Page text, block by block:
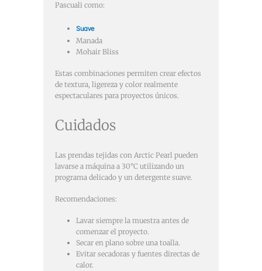
Pascuali como:
Suave
Manada
Mohair Bliss
Estas combinaciones permiten crear efectos
de textura, ligereza y color realmente
espectaculares para proyectos únicos.
Cuidados
Las prendas tejidas con Arctic Pearl pueden
lavarse a máquina a 30°C utilizando un
programa delicado y un detergente suave.
Recomendaciones:
Lavar siempre la muestra antes de
comenzar el proyecto.
Secar en plano sobre una toalla.
Evitar secadoras y fuentes directas de
calor.